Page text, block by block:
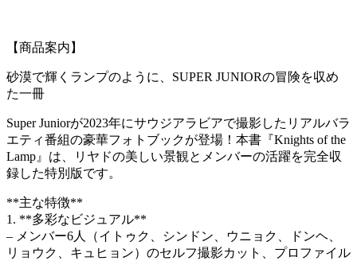
【商品案内】
砂漠で輝くランプのように、SUPER JUNIORの冒険を収め
た一冊
Super Juniorが2023年にサウジアラビアで撮影したリアルバラ
エティ番組の豪華フォトブックが登場！本書『Knights of the
Lamp』は、リヤドの美しい景観とメンバーの活躍を完全収
録した特別版です。
**主な特徴**
1. **多彩なビジュアル**
– メンバー6人（イトゥク、シンドン、ウニョク、ドンヘ、
リョウク、キュヒョン）のセルフ撮影カット、プロファイル